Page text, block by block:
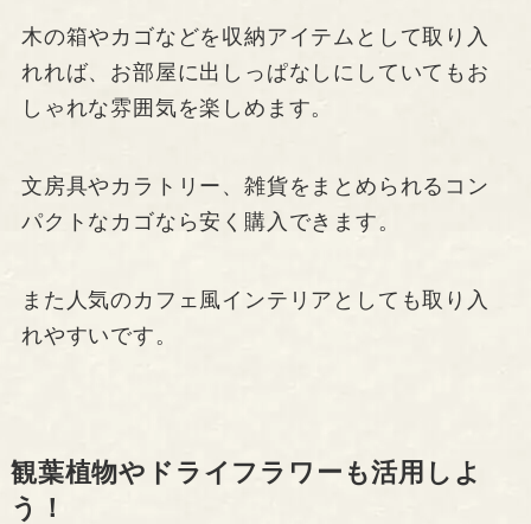
木の箱やカゴなどを収納アイテムとして取り入
れれば、お部屋に出しっぱなしにしていてもお
しゃれな雰囲気を楽しめます。
文房具やカラトリー、雑貨をまとめられるコン
パクトなカゴなら安く購入できます。
また人気のカフェ風インテリアとしても取り入
れやすいです。
観葉植物やドライフラワーも活用しよ
う！